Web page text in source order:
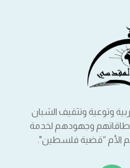
وتوعية وتثقيف الشبان
وجهودهم لخدمة
الأم “قضية فلسطين".